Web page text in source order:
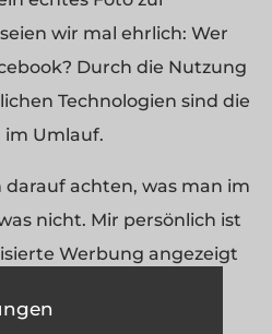
wir mal ehrlich: Wer
Durch die Nutzung
Technologien sind die
im Umlauf.
achten, was man im
nicht. Mir persönlich ist
Werbung angezeigt
wird auch weniger
Anzeigen schon so